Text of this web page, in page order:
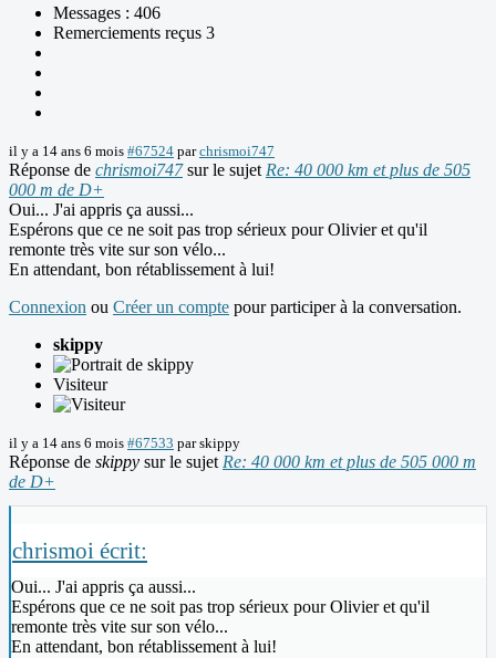
Messages : 406
Remerciements reçus 3
il y a 14 ans 6 mois #67524 parchrismoi747
Réponse de chrismoi747sur le sujet Re: 40 000 km et plus de 505
000 m de D+
Oui... J'ai appris ça aussi...
Espérons que ce ne soit pas trop sérieux pour Olivier et qu'il
remonte très vite sur son vélo...
En attendant, bon rétablissement à lui!
Connexion ou Créer un compte pour participer à la conversation.
skippy
Visiteur
il y a 14 ans 6 mois #67533 parskippy
Réponse de skippy sur le sujet Re: 40 000 km et plus de 505 000 m
de D+
chrismoi écrit:
Oui... J'ai appris ça aussi...
Espérons que ce ne soit pas trop sérieux pour Olivier et qu'il
remonte très vite sur son vélo...
En attendant, bon rétablissement à lui!